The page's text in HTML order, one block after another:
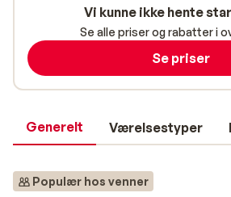
Generelt Værelsestyper
Populær hos venner
Vi kunne ikke hente
Se alle priser og rabatter i
Se priser